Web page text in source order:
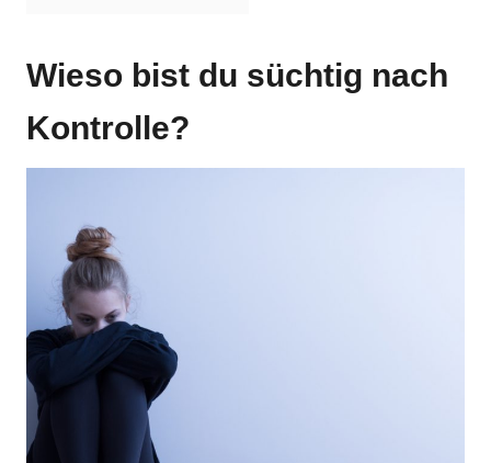
Wieso bist du süchtig nach
Kontrolle?